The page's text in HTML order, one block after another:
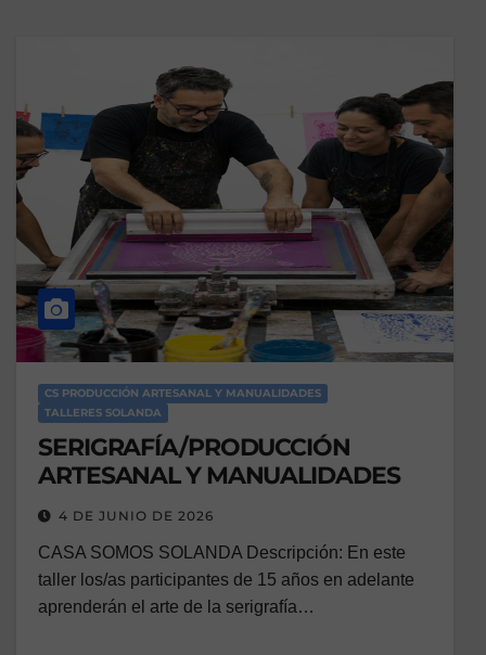
CS PRODUCCIÓN ARTESANAL Y MANUALIDADES
TALLERES SOLANDA
SERIGRAFÍA/PRODUCCIÓN
ARTESANAL Y MANUALIDADES
4 DE JUNIO DE 2026
CASA SOMOS SOLANDA Descripción: En este
taller los/as participantes de 15 años en adelante
aprenderán el arte de la serigrafía…